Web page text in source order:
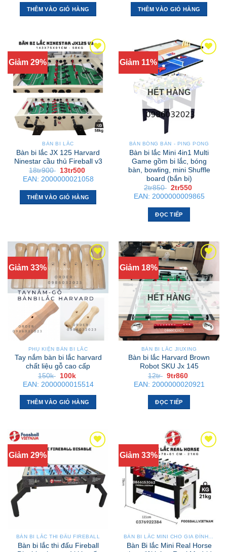
54tr900 .là:
34tr600 .
THÊM VÀO GIỎ HÀNG
9tr450 .là:
8tr900 .
THÊM VÀO GIỎ HÀNG
Giảm 29%
BÀN BI LẮC
Bàn bi lắc JX 125 Harvard
Ninestar cầu thủ Fireball v3
18tr900
Giá
gốc
là:
18tr900 .
13tr500
hiện
tại
là:
13tr500 .
EAN: 2000000021058
THÊM VÀO GIỎ HÀNG
Giảm 11%
HẾT HÀNG
BÀN BÓNG BÀN - PING PONG
Bàn bi lắc Mini 4in1 Multi
Game gồm bi lắc, bóng
bàn, bowling, mini Shuffle
board (bắn bi)
2tr850 Giá
gốc
là:
2tr850 .
2tr550
hiện
tại
EAN: 2000000009865
ĐỌC TIẾP
Giảm 33%
PHỤ KIỆN BÀN BI LẮC
Tay nắm bàn bi lắc harvard
chất liệu gỗ cao cấp
150k
Giá
gốc
là:
150k .
100k
hiện
tại
là:
100k .
EAN: 2000000015514
THÊM VÀO GIỎ HÀNG
Giảm 18%
HẾT HÀNG
BÀN BI LẮC JIUXING
Bàn bi lắc Harvard Brown
Robot SKU Jx 145
12tr Giá
gốc
là:
12tr .
9tr860
hiện
tại
là:
EAN: 2000000020921
ĐỌC TIẾP
Giảm 29%
BÀN BI LẮC THI ĐẤU FIREBALL
Bàn bi lắc thi đấu Fireball
Giảm 33%
Bàn Bi lắc Mini Real Horse